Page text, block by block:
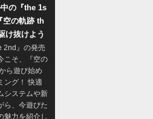
の『the 1s
空の軌跡 th
け抜けよう
2nd』の発売
こそ、『空の
ら遊び始め
ング！ 快適
システムや新
ら、今遊びた
魅力を紹介し